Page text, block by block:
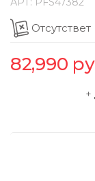
Отсутствет
82,990